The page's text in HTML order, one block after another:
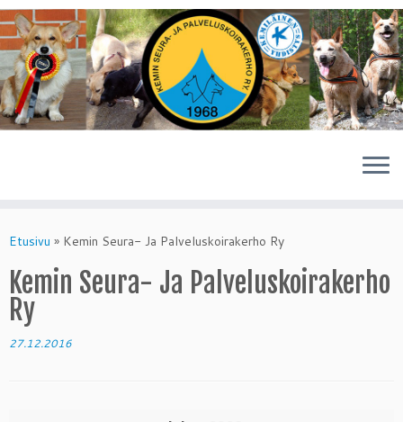
toEtusivu » Kemin Seura- Ja Palveluskoirakerho Ry
Kemin Seura- Ja Palveluskoirakerho
Ry
27.12.2016